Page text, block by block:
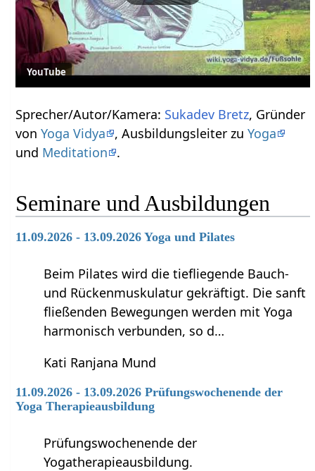
YouTube
Sprecher/Autor/Kamera: Sukadev Bretz, Gründer
vonYoga Vidya , Ausbildungsleiter zuYoga
und Meditation .
Seminare und Ausbildungen
11.09.2026 - 13.09.2026 Yoga und Pilates
Beim Pilates wird die tiefliegende Bauch-
und Rückenmuskulatur gekräftigt. Die sanft
fließenden Bewegungen werden mit Yoga
harmonisch verbunden, so d…
Kati Ranjana Mund
11.09.2026 - 13.09.2026 Prüfungswochenende der
Yoga Therapieausbildung
Prüfungswochenende der
Yogatherapieausbildung.